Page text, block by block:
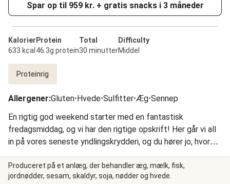
Spar op til 959 kr. + gratis snacks i 3 måneder
Kalorier
633 kcal
Protein
46.3g protein
Total
30 minutter
Difficulty
Middel
Proteinrig
Allergener:Gluten•Hvede•Sulfitter•Æg•Sennep
En rigtig god weekend starter med en fantastisk
fredagsmiddag, og vi har den rigtige opskrift! Her går vi all
in på vores seneste yndlingskrydderi, og du hører jo, hvor
godt det smager - cajun-krydret, paneret kylling serveret
med cajun-krydret og gyldent-ristede kartofler, som du
dypper i lækker aioli. Spis med salsa på friske grøntsager
Produceret på et anlæg, der behandler æg, mælk, fisk,
jordnødder, sesam, skaldyr, soja, nødder og hvede.